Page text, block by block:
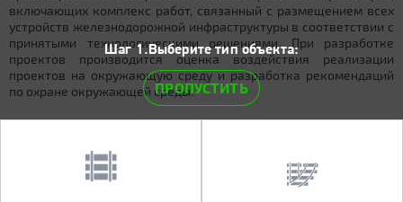
включающих комплекс работ, связанный с размещением всех
устройств железнодорожной инфраструктуры в соответствии с
принятыми технологическими решениями. При разработке
проектов производится оценка воздействия реализации
проектов на окружающую среду и разработка рекомендаций
по охране окружающей среды.
Шаг 1.Выберите тип объекта:
ПРОПУСТИТЬ